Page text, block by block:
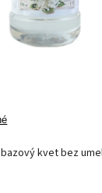
kvet bez